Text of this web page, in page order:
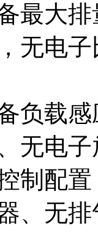
最大
无电
负载
无电
制配置
、无